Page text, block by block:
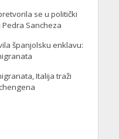
se u politički
Sancheza
španjolsku enklavu:
Italija traži